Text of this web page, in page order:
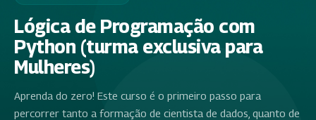
Lógica de Programação com
Python (turma exclusiva para
Mulheres)
Aprenda do zero! Este curso é o primeiro passo para
percorrer tanto a formação de cientista de dados, quanto de